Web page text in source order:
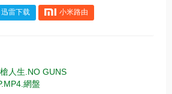
迅雷下载 小米路由
人生.NO GUNS
網盤